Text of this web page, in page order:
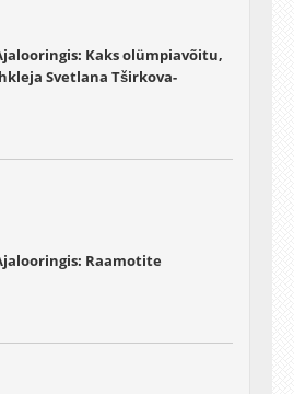
Kaks olümpiavõitu,
Svetlana Tširkova-
Raamotite